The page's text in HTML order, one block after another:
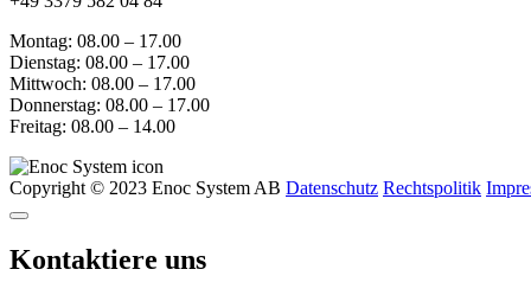
Montag: 08.00 – 17.00
Dienstag: 08.00 – 17.00
Mittwoch: 08.00 – 17.00
Donnerstag: 08.00 – 17.00
Freitag: 08.00 – 14.00
Copyright © 2023 Enoc System AB Datenschutz Rechtspolitik
Kontaktiere uns